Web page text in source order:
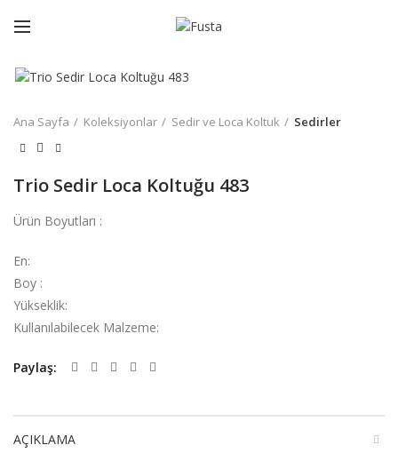
Ana Sayfa Koleksiyonlar Sedir ve Loca Koltuk Sedirler
Trio Sedir Loca Koltuğu 483
Ürün Boyutları :
En:
Boy :
Yükseklik:
Kullanılabilecek Malzeme:
Paylaş
AÇIKLAMA